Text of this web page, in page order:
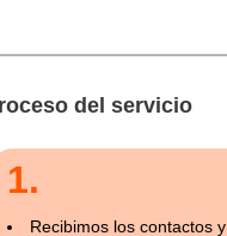
del servicio
1.
Recibimos los contactos y